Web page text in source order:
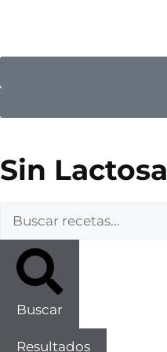
Sin Lactosa
Buscar
Resultados